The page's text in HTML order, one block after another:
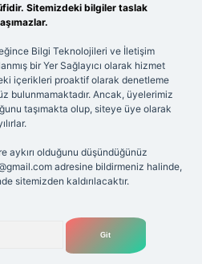
Sitemizdeki bilgiler taslak
Bilgi Teknolojileri ve İletişim
bir Yer Sağlayıcı olarak hizmet
içerikleri proaktif olarak denetleme
bulunmamaktadır. Ancak, üyelerimiz
taşımakta olup, siteye üye olarak
aykırı olduğunu düşündüğünüz
adresine bildirmeniz halinde,
sitemizden kaldırılacaktır.